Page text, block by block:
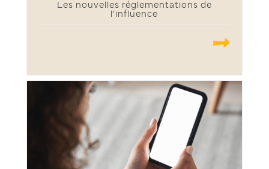
Les nouvelles réglementations de
l’influence
.......